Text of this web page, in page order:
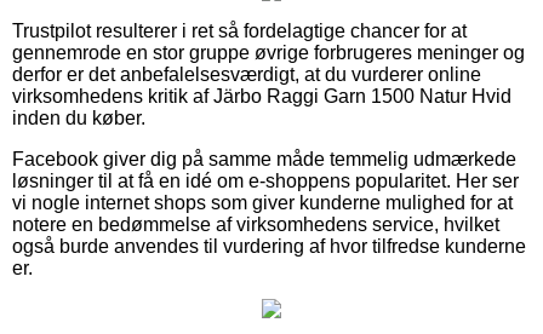
Trustpilot resulterer i ret så fordelagtige chancer for at
gennemrode en stor gruppe øvrige forbrugeres meninger og
derfor er det anbefalelsesværdigt, at du vurderer online
virksomhedens kritik af Järbo Raggi Garn 1500 Natur Hvid
inden du køber.
Facebook giver dig på samme måde temmelig udmærkede
løsninger til at få en idé om e-shoppens popularitet. Her ser
vi nogle internet shops som giver kunderne mulighed for at
notere en bedømmelse af virksomhedens service, hvilket
også burde anvendes til vurdering af hvor tilfredse kunderne
er.